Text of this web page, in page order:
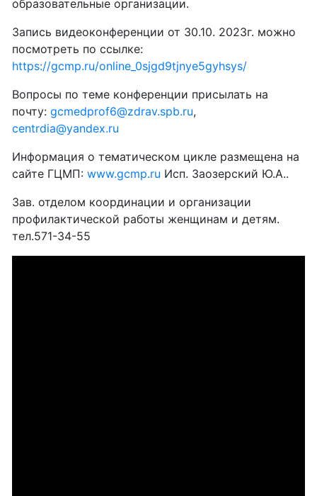
образовательные организации.
Запись видеоконференции от 30.10. 2023г. можно
посмотреть по ссылке:
https://gcmp.ru/online_0sjgd9tjnye5gyhsys/
Вопросы по теме конференции присылать на
почту: gcmedprof6@zdrav.spb.ru,
centrdia@yandex.ru
Информация о тематическом цикле размещена на
сайте ГЦМП: www.gcmp.ru Исп. Заозерский Ю.А..
Зав. отделом координации и организации
профилактической работы женщинам и детям.
тел.571-34-55